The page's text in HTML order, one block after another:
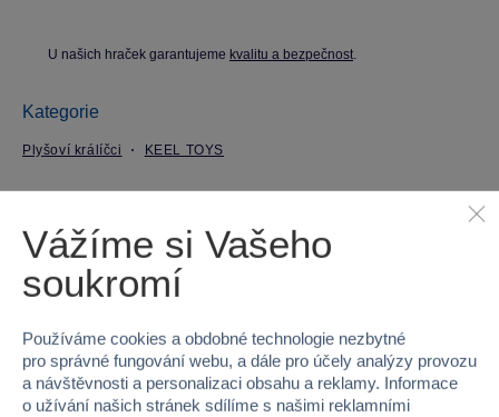
U našich hraček garantujeme kvalitu a bezpečnost.
Kategorie
Plyšoví králíčci KEEL TOYS
Značka KEEL TOYS
Vážíme si Vašeho
soukromí
Používáme cookies a obdobné technologie nezbytné
pro správné fungování webu, a dále pro účely analýzy provozu
a návštěvnosti a personalizaci obsahu a reklamy. Informace
o užívání našich stránek sdílíme s našimi reklamními